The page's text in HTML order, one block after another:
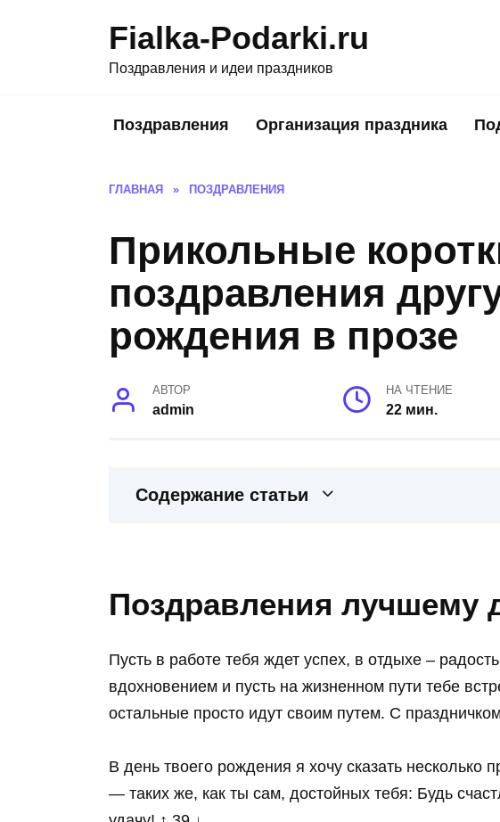
Fialka-Podarki.ru
Поздравления и идеи праздников
Поздравления Организация праздника
ГЛАВНАЯ » ПОЗДРАВЛЕНИЯ
Прикольные
поздравления
рождения в прозе
АВТОР
admin
НА ЧТЕНИЕ
22 мин.
Содержание статьи
Поздравления лучшему
Пусть в работе тебя ждет успех, в отдыхе –
вдохновением и пусть на жизненном пути тебе
остальные просто идут своим путем. С
В день твоего рождения я хочу сказать несколько
— таких же, как ты сам, достойных тебя: Будь